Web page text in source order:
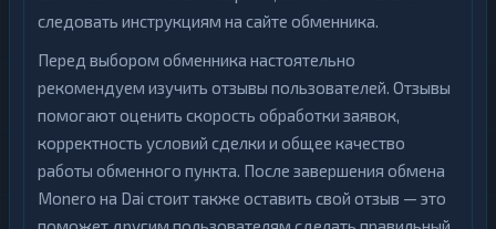
следовать инструкциям на сайте обменника.
Перед выбором обменника настоятельно
рекомендуем изучить отзывы пользователей. Отзывы
помогают оценить скорость обработки заявок,
корректность условий сделки и общее качество
работы обменного пункта. После завершения обмена
Monero на Dai стоит также оставить свой отзыв — это